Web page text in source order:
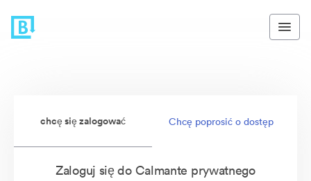
chcę się zalogować Chcę poprosić o dostęp
Zaloguj się do Calmante prywatnego